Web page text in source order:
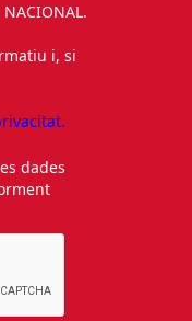
NACIONAL.
i, si
dades